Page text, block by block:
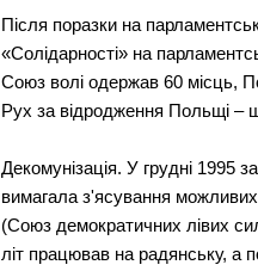
Після поразки на
«Солідарності» на
Союз волі одержав 60 місць,
Рух за відродження Польщі –
Декомунізація. У грудні 1995
вимагала з'ясування
(Союз демократичних лівих
літ працював на радянську, а